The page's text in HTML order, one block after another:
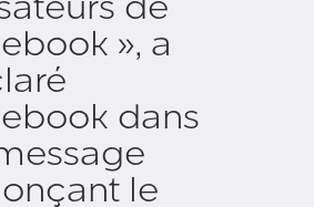
», a
dans
le